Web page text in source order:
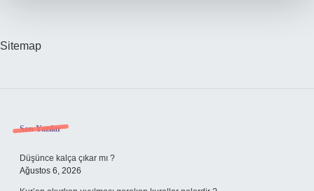
Sitemap
Sidebar
Son Yazılar
Düşünce kalça çıkar mı ?
Ağustos 6, 2026